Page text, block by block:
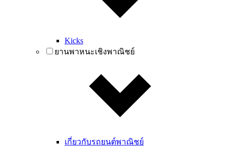
Kicks
ยานพาหนะเชิงพาณิชย์
เกี่ยวกับรถยนต์พาณิชย์